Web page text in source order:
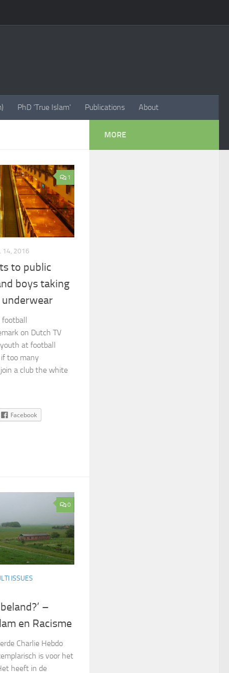
PhD 'True Islam' Publications About
1
14, 2016
to public
boys taking
on Dutch TV
at football
too many
a club the white
Facebook
0
ISSUES
–
en Racisme
Charlie Hebdo
is voor het
heeft in de
MORE